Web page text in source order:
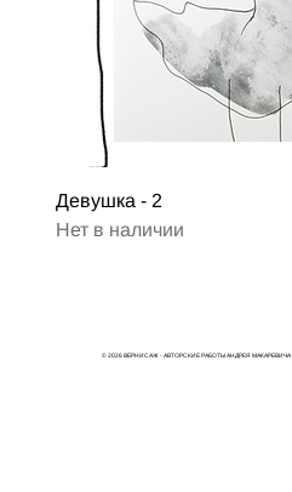
Девушка - 2
Нет в наличии
© 2026 ВЕРНИСАЖ - АВТОРСКИЕ РАБОТЫ АНДРЕЯ МАКАРЕВИЧА